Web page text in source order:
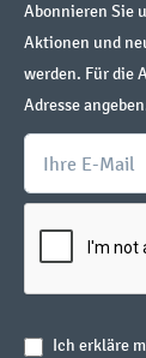
Abonnieren Sie
Aktionen und
werden. Für die
Adresse
Ich erkläre